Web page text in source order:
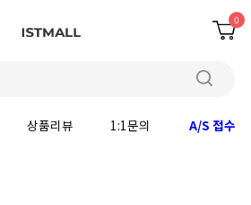
0
상품리뷰 1:1문의 A/S 접수